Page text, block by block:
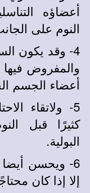
أعضاؤه
النوم على
4- وقد يكون
والمفروض
أعضاء الجسم
5- ولاتقاء
كثيرًا قبل
البولية.
6- ويحسن
إلا إذا كان